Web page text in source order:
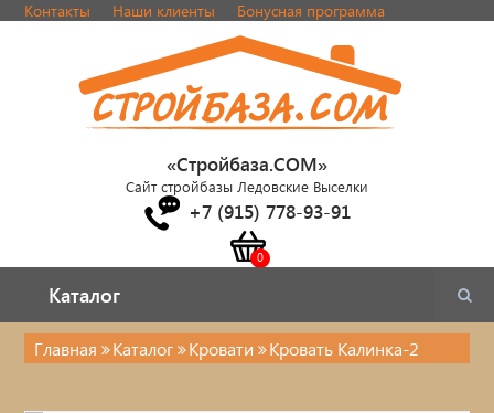
Контакты Наши клиенты Бонусная программа
«Стройбаза.COM»
Сайт стройбазы Ледовские Выселки
+7 (915) 778-93-91
Каталог
Каталог
Главная Каталог Кровати Кровать Калинка-2